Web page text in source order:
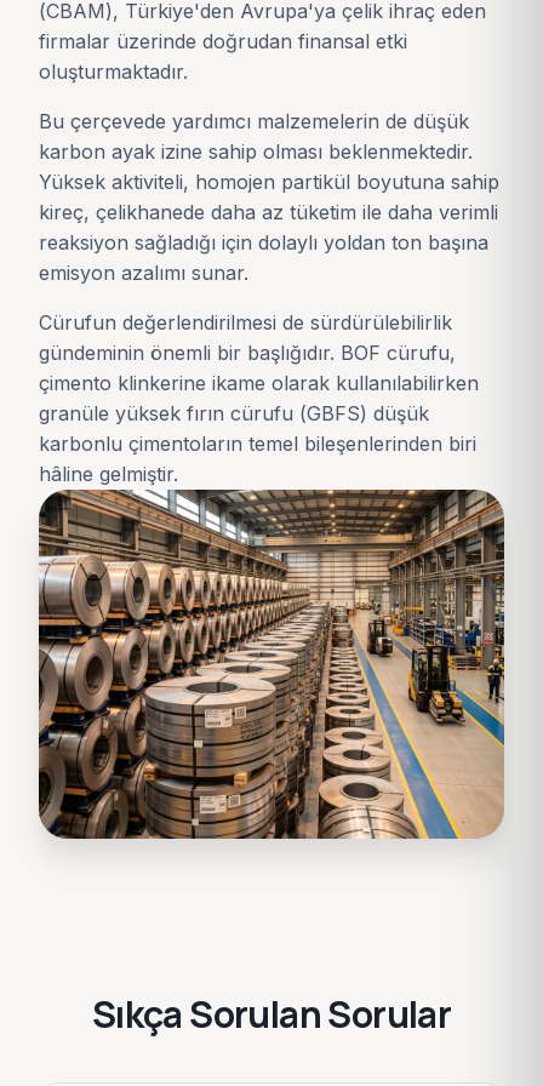
(CBAM), Türkiye'den Avrupa'ya çelik ihraç eden
firmalar üzerinde doğrudan finansal etki
oluşturmaktadır.
Bu çerçevede yardımcı malzemelerin de düşük
karbon ayak izine sahip olması beklenmektedir.
Yüksek aktiviteli, homojen partikül boyutuna sahip
kireç, çelikhanede daha az tüketim ile daha verimli
reaksiyon sağladığı için dolaylı yoldan ton başına
emisyon azalımı sunar.
Cürufun değerlendirilmesi de sürdürülebilirlik
gündeminin önemli bir başlığıdır. BOF cürufu,
çimento klinkerine ikame olarak kullanılabilirken
granüle yüksek fırın cürufu (GBFS) düşük
karbonlu çimentoların temel bileşenlerinden biri
hâline gelmiştir.
Sıkça Sorulan Sorular